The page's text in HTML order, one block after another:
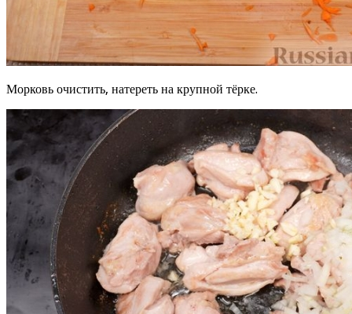
Морковь очистить, натереть на крупной тёрке.